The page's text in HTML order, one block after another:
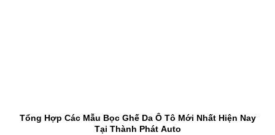
Tổng Hợp Các Mẫu Bọc Ghế Da Ô Tô Mới Nhất Hiện Nay
Tại Thành Phát Auto